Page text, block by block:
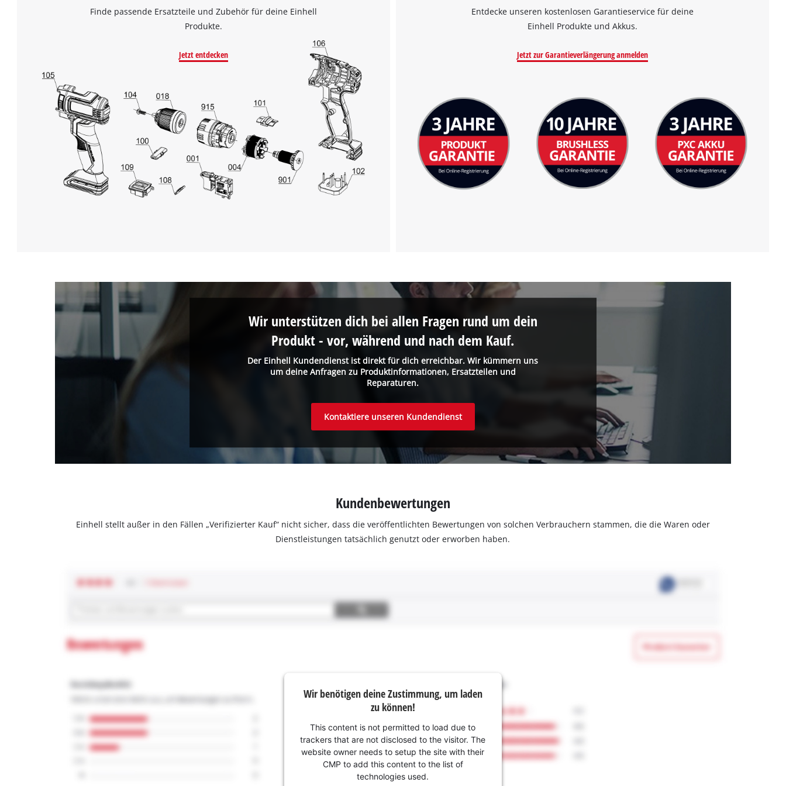
the site with their CMP to add this content
Finde passende Ersatzteile und Zubehör für deine Einhell
Produkte.
Jetzt entdecken
Entdecke unseren kostenlosen Garantieservice für deine
Einhell Produkte und Akkus.
Jetzt zur Garantieverlängerung anmelden
Der Einhell Kundendienst ist direkt für dich erreichbar. Wir kümmern uns
um deine Anfragen zu Produktinformationen, Ersatzteilen und
Reparaturen.
Wir unterstützen dich bei allen Fragen rund um dein
Produkt - vor, während und nach dem Kauf.
Kontaktiere unseren Kundendienst
Kundenbewertungen
Einhell stellt außer in den Fällen „Verifizierter Kauf“ nicht sicher, dass die veröffentlichten Bewertungen von solchen Verbrauchern stammen, die die Waren oder
Dienstleistungen tatsächlich genutzt oder erworben haben.
Wir benötigen deine Zustimmung, um laden
zu können!
This content is not permitted to load due to
trackers that are not disclosed to the visitor. The
website owner needs to setup the site with their
CMP to add this content to the list of
technologies used.